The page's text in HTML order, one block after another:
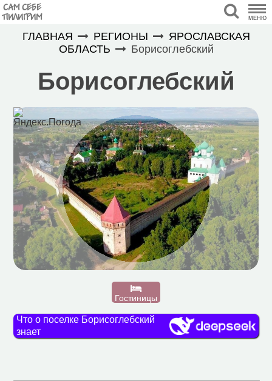
САМ СЕБЕ
ПИЛИГРИМ МЕНЮ
ГЛАВНАЯ РЕГИОНЫ
ЯРОСЛАВСКАЯ
ОБЛАСТЬ
Борисоглебский
Борисоглебский
Гостиницы
Что о поселке Борисоглебский
знает